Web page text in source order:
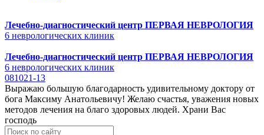
Лечебно-диагностический центр ПЕРВАЯ НЕВРОЛОГИЯ
6 неврологических клиник
Лечебно-диагностический центр ПЕРВАЯ НЕВРОЛОГИЯ
6 неврологических клиник
081021-13
Выражаю большую благодарность удивительному доктору от
бога Максиму Анатольевичу! Желаю счастья, уважения новых
методов лечения на благо здоровых людей. Храни Вас
господь